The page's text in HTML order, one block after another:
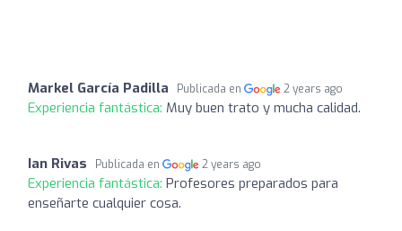
Markel García Padilla Publicada en 2 years ago
Experiencia fantástica: Muy buen trato y mucha calidad.
Ian Rivas Publicada en 2 years ago
Experiencia fantástica: Profesores preparados para
enseñarte cualquier cosa.